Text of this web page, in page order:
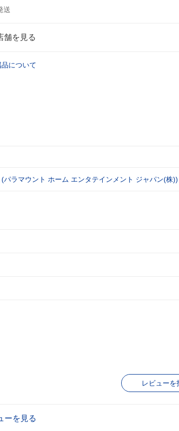
送
舗を見る
について
ラマウント ホーム エンタテインメント ジャパン(株))
レビューを
ーを見る